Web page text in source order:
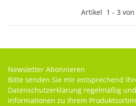
Artikel 1 - 3 von
Newsletter Abonnieren
Bitte senden Sie mir entsprechend
Datenschutzerklärung regelmäßig
Informationen zu Ihrem